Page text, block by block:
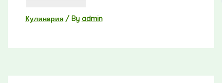
Кулинария/ By admin